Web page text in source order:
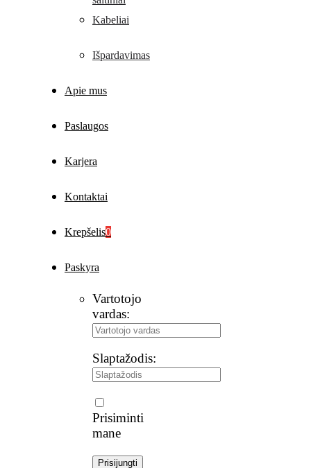
Kabeliai
Išpardavimas
Apie mus
Paslaugos
Karjera
Kontaktai
Krepšelis0
Paskyra
Vartotojo
vardas:
Slaptažodis:
Prisiminti
mane